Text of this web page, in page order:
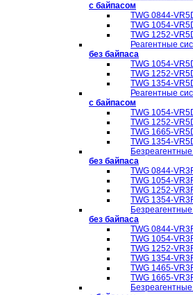
с байпасом
TWG 0844-
TWG 1054-
TWG 1252-
Реагентные
без байпаса
TWG 1054-
TWG 1252-
TWG 1354-
Реагентные
с байпасом
TWG 1054-
TWG 1252-
TWG 1665-
TWG 1354-
без байпаса
TWG 0844-
TWG 1054-
TWG 1252-
TWG 1354-
без байпаса
TWG 0844-
TWG 1054-
TWG 1252-
TWG 1354-
TWG 1465-
TWG 1665-